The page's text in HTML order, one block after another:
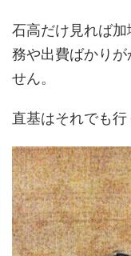
石高だけ見れば
務や出費ばかり
せん。
直基はそれでも行